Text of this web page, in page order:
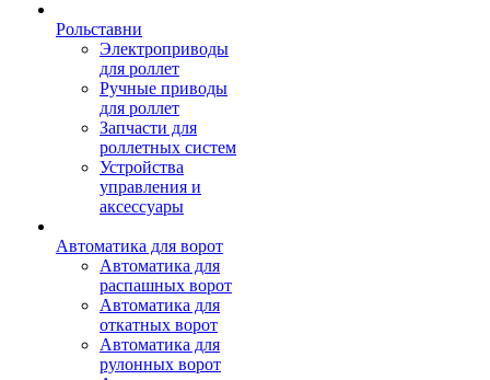
Рольставни
Электроприводы
для роллет
Ручные приводы
для роллет
Запчасти для
роллетных систем
Устройства
управления и
аксессуары
Автоматика для ворот
Автоматика для
распашных ворот
Автоматика для
откатных ворот
Автоматика для
рулонных ворот